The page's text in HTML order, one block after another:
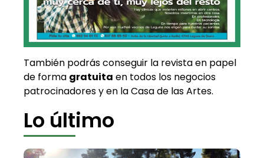
También podrás conseguir la revista en papel
de forma gratuita en todos los negocios
patrocinadores y en la Casa de las Artes.
Lo último